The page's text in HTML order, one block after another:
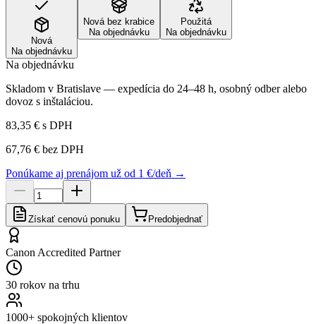
Nová
Na objednávku
Nová bez krabice
Na objednávku
Použitá
Na objednávku
Na objednávku
Skladom v Bratislave — expedícia do 24–48 h, osobný odber alebo
dovoz s inštaláciou.
83,35 € s DPH
67,76 € bez DPH
Ponúkame aj prenájom už od 1 €/deň →
Získať cenovú ponuku Predobjednať
Canon Accredited Partner
30 rokov na trhu
1000+ spokojných klientov